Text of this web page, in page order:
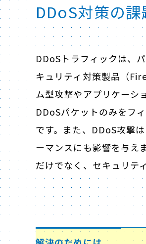
DDoS対策の課
DDoSトラフィックは、
キュリティ対策製品（
ム型攻撃やアプリケーシ
DDoSパケットのみをフ
です。また、DDoS攻撃
ーマンスにも影響を与え
だけでなく、セキュリテ